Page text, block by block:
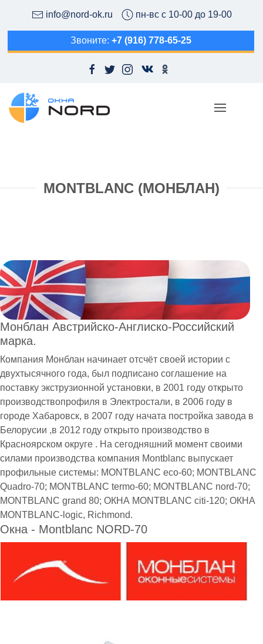
info@nord-ok.ru пн-вс с 10-00 до 19-00
Звоните: +7 (916) 778-65-25
MONTBLANC (МОНБЛАН)
Монблан Австрийско-Англиско-Российский
марка.
Компания Монблан начинает отсчёт своей истории с
двухтысячного года, был подписано соглашение на
поставку экструзионной установки, в 2001 году открыто
производствопрофиля в Электростали, в 2006 году в
городе Хабаровск, в 2007 году начата постройка завода в
Белорусии ,в 2012 году открыто производство в
Красноярском округе . На сегодняшний момент своими
силами производства компания Montblanc выпускает
профильные системы: МONTBLANC еco-60; MONTBLАNC
Quadro-70; MONTВLANC termo-60; MОNTBLANC nord-70;
MONТBLANC grаnd 80; ОКНА MONTBLANC citi-120; ОКНА
MONTBLANC-logic, Richmond.
Окна - Montblanс NORD-70